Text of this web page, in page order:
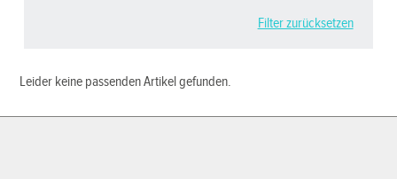
Filter zurücksetzen
Leider keine passenden Artikel gefunden.